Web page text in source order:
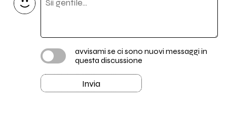
avvisami se ci sono nuovi messaggi in
questa discussione
Invia